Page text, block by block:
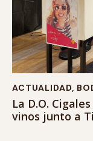
ACTUALIDAD,
La D.O.
vinos junto a